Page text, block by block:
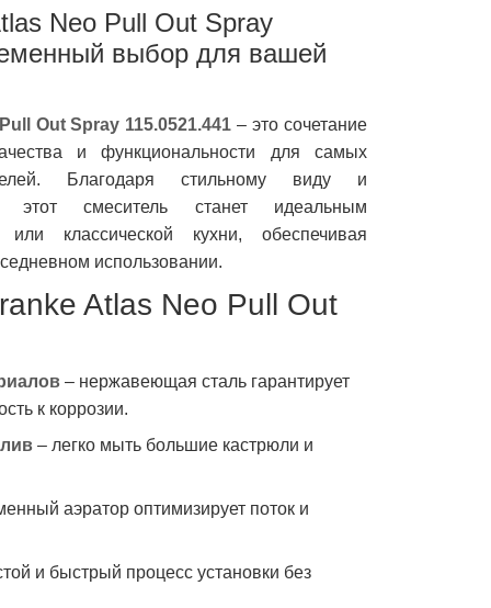
Neo Pull Out Spray
выбор для вашей
Out Spray 115.0521.441 – это сочетание
и функциональности для самых
Благодаря стильному виду и
этот смеситель станет идеальным
классической кухни, обеспечивая
использовании.
Atlas Neo Pull Out
– нержавеющая сталь гарантирует
к коррозии.
– легко мыть большие кастрюли и
аэратор оптимизирует поток и
и быстрый процесс установки без